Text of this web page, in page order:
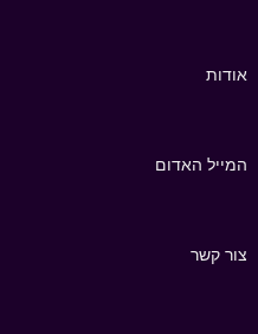
אודות
המייל האדום
צור קשר